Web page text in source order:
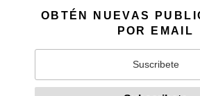
OBTÉN NUEVAS
POR EMAIL